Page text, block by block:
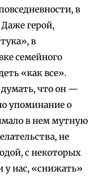
в
герой,
в
семейного
«как все».
что он —
упоминание о
в нем мутную
не
с некоторых
у нас, «снижать»